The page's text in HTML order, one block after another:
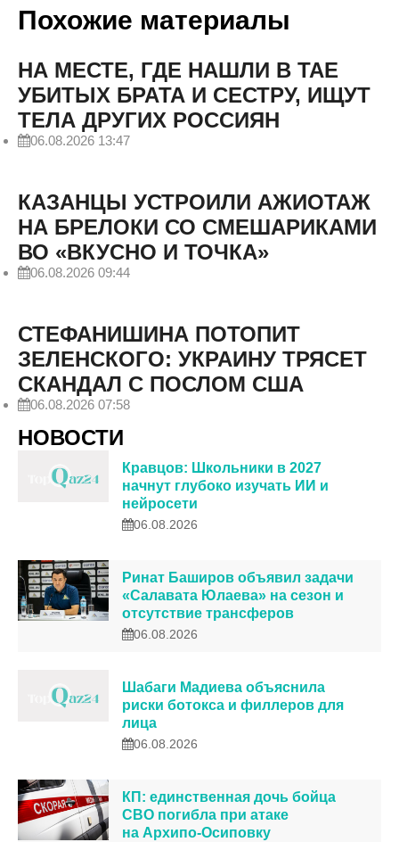
Похожие материалы
НА МЕСТЕ, ГДЕ НАШЛИ В ТАЕ
УБИТЫХ БРАТА И СЕСТРУ, ИЩУТ
ТЕЛА ДРУГИХ РОССИЯН
06.08.2026 13:47
КАЗАНЦЫ УСТРОИЛИ АЖИОТАЖ
НА БРЕЛОКИ СО СМЕШАРИКАМИ
ВО «ВКУСНО И ТОЧКА»
06.08.2026 09:44
СТЕФАНИШИНА ПОТОПИТ
ЗЕЛЕНСКОГО: УКРАИНУ ТРЯСЕТ
СКАНДАЛ С ПОСЛОМ США
06.08.2026 07:58
НОВОСТИ
Кравцов: Школьники в 2027
начнут глубоко изучать ИИ и
нейросети
06.08.2026
Ринат Баширов объявил задачи
«Салавата Юлаева» на сезон и
отсутствие трансферов
06.08.2026
Шабаги Мадиева объяснила
риски ботокса и филлеров для
лица
06.08.2026
КП: единственная дочь бойца
СВО погибла при атаке
на Архипо-Осиповку